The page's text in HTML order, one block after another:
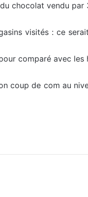
chocolat vendu par
visités : ce
comparé avec les
coup de com au